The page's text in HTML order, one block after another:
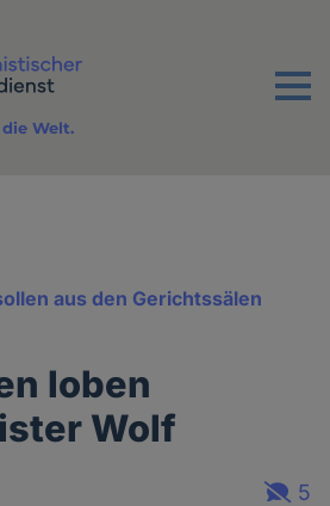
Menu
Welt.
aus den Gerichtssälen
loben
Wolf
5